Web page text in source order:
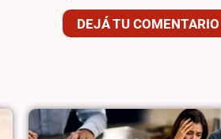
DEJÁ TU COMENTARIO